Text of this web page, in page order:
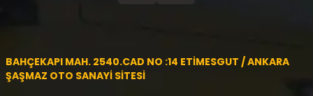
BAHÇEKAPI MAH. 2540.CAD NO :14 ETİMESGUT / ANKARA
ŞAŞMAZ OTO SANAYİ SİTESİ